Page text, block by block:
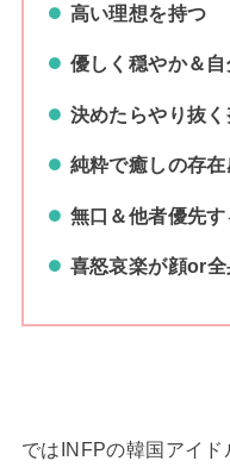
高い理想を持つ
優しく穏やか＆
決めたらやり抜
純粋で癒しの存
無口＆他者優先す
喜怒哀楽が顔or
ではINFPの韓国アイド